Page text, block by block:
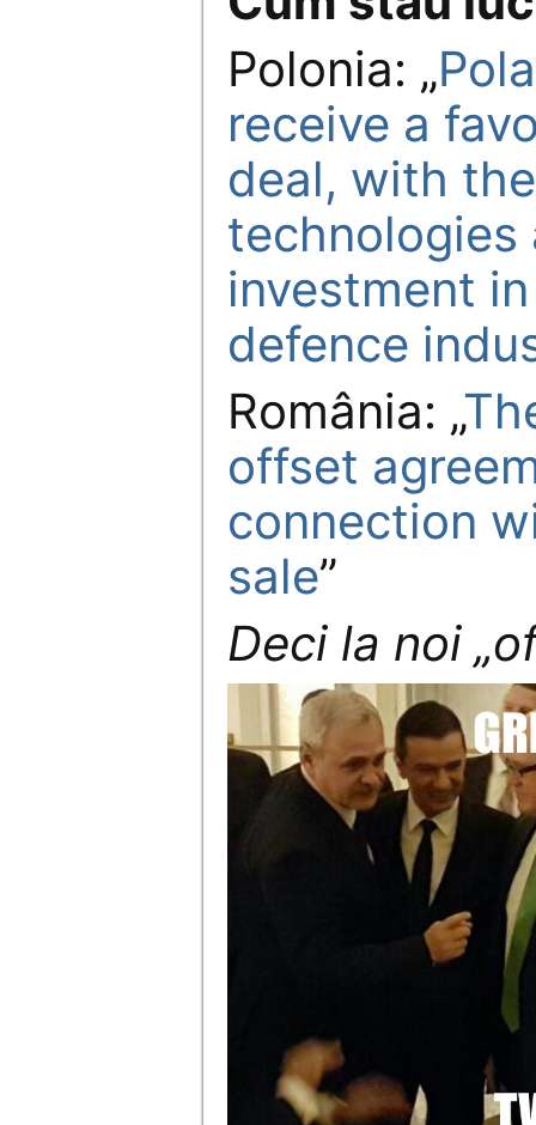
Polonia: „
receive a
deal, with
investment
defence
România: „
offset
connection
sale”
Deci la noi